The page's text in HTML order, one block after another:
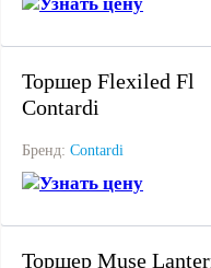
Торшер Flexiled Fl
Contardi
Бренд: Contardi
Узнать цену
Торшер Muse